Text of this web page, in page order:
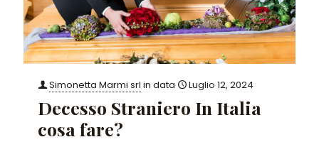
Simonetta Marmi srl in data Luglio 12, 2024
Decesso Straniero In Italia
cosa fare?